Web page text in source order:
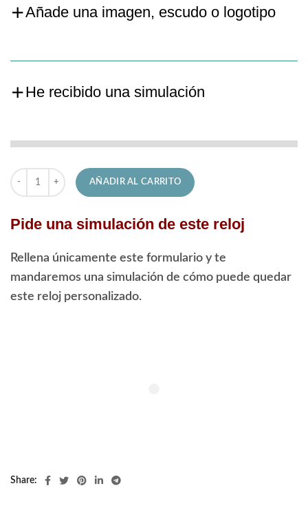
Añade una imagen, escudo o logotipo
He recibido una simulación
Reloj Festina de Señora F20509/3 Classic cantidad
AÑADIR AL CARRITO
Pide una simulación de este reloj
Rellena únicamente este formulario y te
mandaremos una simulación de cómo puede quedar
este reloj personalizado.
Share